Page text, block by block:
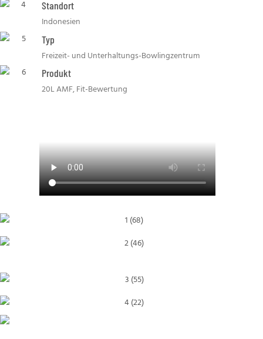
Standort
Indonesien
Typ
Freizeit- und Unterhaltungs-Bowlingzentrum
Produkt
20L AMF, Fit-Bewertung